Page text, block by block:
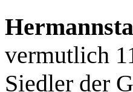
vermutlich
Siedler der